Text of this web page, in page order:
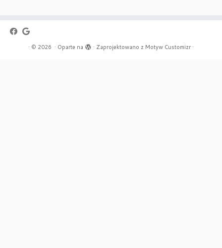
· © 2026 · Oparte na · Zaprojektowano z Motyw Customizr·